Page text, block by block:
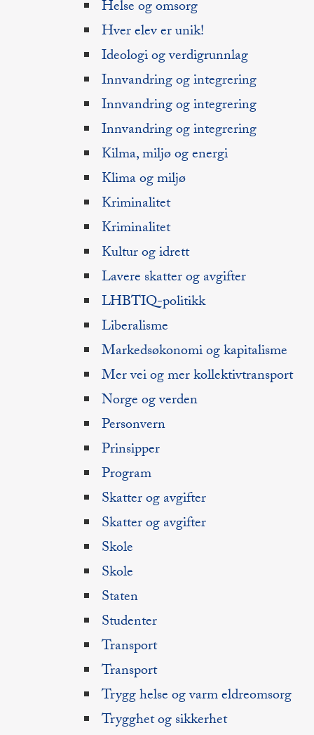
Helse og omsorg
Hver elev er unik!
Ideologi og verdigrunnlag
Innvandring og integrering
Innvandring og integrering
Innvandring og integrering
Kilma, miljø og energi
Klima og miljø
Kriminalitet
Kriminalitet
Kultur og idrett
Lavere skatter og avgifter
LHBTIQ-politikk
Liberalisme
Markedsøkonomi og kapitalisme
Mer vei og mer kollektivtransport
Norge og verden
Personvern
Prinsipper
Program
Skatter og avgifter
Skatter og avgifter
Skole
Skole
Staten
Studenter
Transport
Transport
Trygg helse og varm eldreomsorg
Trygghet og sikkerhet